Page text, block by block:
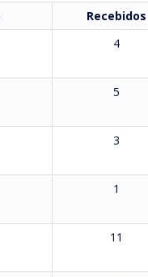
Recebidos
4
5
3
1
11